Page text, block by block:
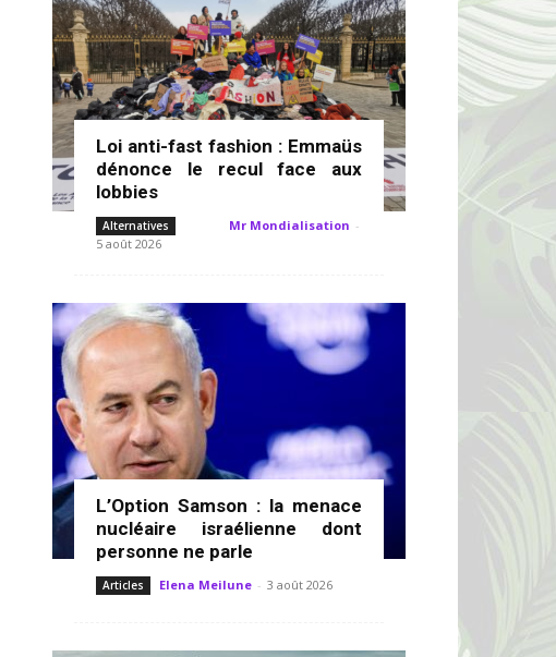
Loi anti-fast fashion : Emmaüs
dénonce le recul face aux
lobbies
Alternatives Mr Mondialisation -
5 août 2026
L’Option Samson : la menace
nucléaire israélienne dont
personne ne parle
Articles Elena Meilune - 3 août 2026